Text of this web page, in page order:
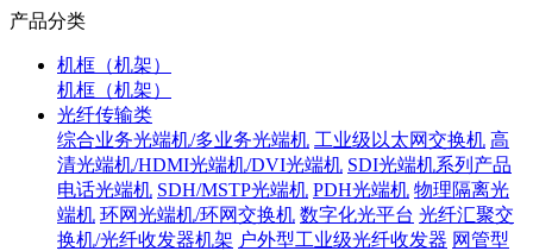
产品分类
机框（机架）
机框（机架）
光纤传输类
综合业务光端机/多业务光端机 工业级以太网交换机 高
清光端机/HDMI光端机/DVI光端机 SDI光端机系列产品
电话光端机 SDH/MSTP光端机 PDH光端机 物理隔离光
端机 环网光端机/环网交换机 数字化光平台 光纤汇聚交
换机/光纤收发器机架 户外型工业级光纤收发器 网管型